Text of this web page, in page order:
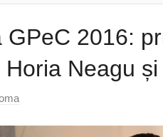
GPeC 2016:
Neagu și